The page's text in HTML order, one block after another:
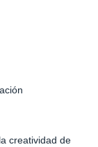
creatividad de